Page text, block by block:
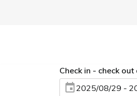
Check in - check
2025/08/29 -